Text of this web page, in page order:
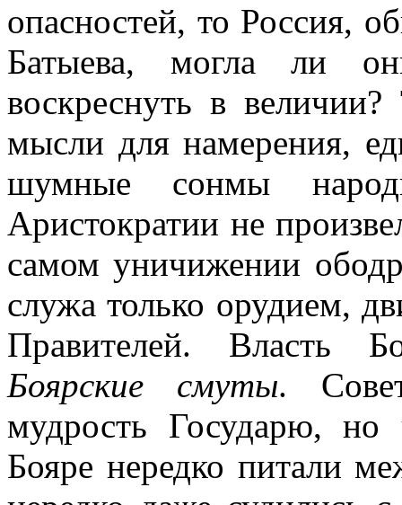
опасностей, то Россия,
Батыева, могла ли
воскреснуть в
мысли для намерения,
шумные сонмы
Аристократии не
самом уничижении
служа только орудием,
Правителей. Власть
Боярские смуты.
мудрость Государю, но
Бояре нередко питали